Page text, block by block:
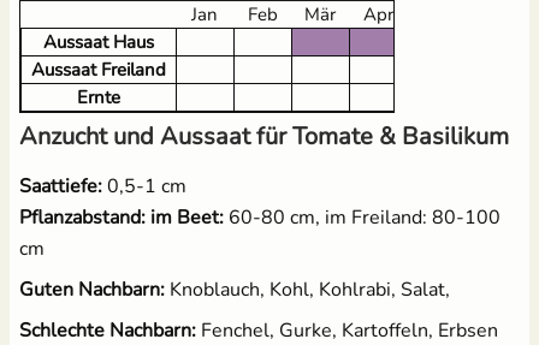
Jan Feb Mär Apr
Aussaat Haus
Aussaat Freiland
Ernte
Anzucht und Aussaat für Tomate & Basilikum
Saattiefe:0,5-1 cm
Pflanzabstand: im Beet: 60-80 cm, im Freiland: 80-100
cm
Guten Nachbarn: Knoblauch, Kohl, Kohlrabi, Salat,
Schlechte Nachbarn: Fenchel, Gurke, Kartoffeln, Erbsen